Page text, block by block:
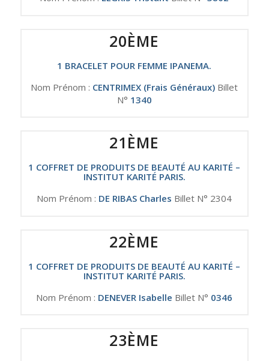
20ÈME
1 BRACELET POUR FEMME IPANEMA.
Nom Prénom : CENTRIMEX (Frais Généraux) Billet
N° 1340
21ÈME
1 COFFRET DE PRODUITS DE BEAUTÉ AU KARITÉ –
INSTITUT KARITÉ PARIS.
Nom Prénom : DE RIBAS Charles Billet N° 2304
22ÈME
1 COFFRET DE PRODUITS DE BEAUTÉ AU KARITÉ –
INSTITUT KARITÉ PARIS.
Nom Prénom : DENEVER Isabelle Billet N° 0346
23ÈME